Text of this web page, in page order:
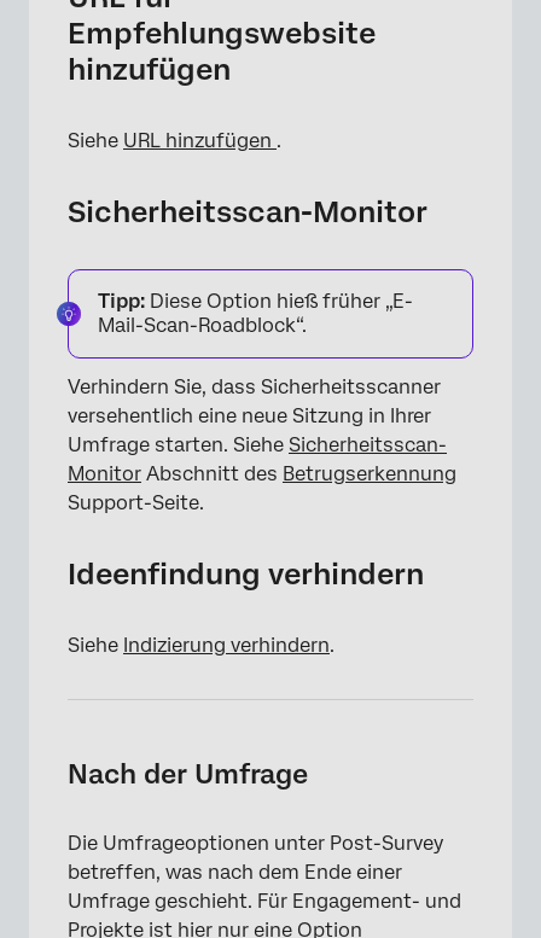
×
Empfehlungswebsite
hinzufügen
Siehe URL hinzufügen .
Sicherheitsscan-Monitor
Tipp: Diese Option hieß früher „E-
Mail-Scan-Roadblock“.
Verhindern Sie, dass Sicherheitsscanner
versehentlich eine neue Sitzung in Ihrer
Umfrage starten. Siehe Sicherheitsscan-
Monitor Abschnitt des Betrugserkennung
Support-Seite.
Ideenfindung verhindern
Siehe Indizierung verhindern.
Nach der Umfrage
Die Umfrageoptionen unter Post-Survey
betreffen, was nach dem Ende einer
Umfrage geschieht. Für Engagement- und
Projekte ist hier nur eine Option